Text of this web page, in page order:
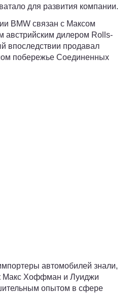
для развития компании.
BMW связан с Максом
дилером Rolls-
впоследствии продавал
побережье Соединенных
автомобилей знали,
Макс Хоффман и Луиджи
опытом в сфере